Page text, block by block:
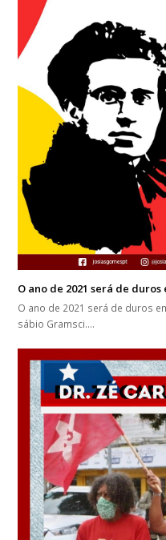
O ano de 2021 será de duros
O ano de 2021 será de duros
sábio Gramsci.…